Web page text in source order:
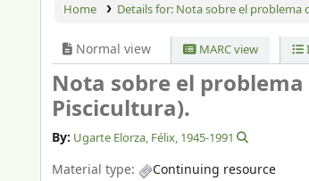
Home Details for: Nota sobre el problema
Normal view MARC view
Nota sobre el
Piscicultura).
By: Ugarte Elorza, Félix, 1945-1991
Material type:
Continuing resource